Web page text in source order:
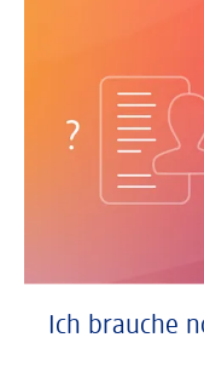
Ich brauche